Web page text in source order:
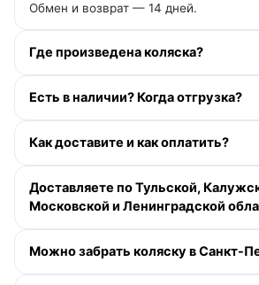
Обмен и возврат — 14 дней.
Где произведена коляска?
Есть в наличии? Когда отгрузка?
Как доставите и как оплатить?
Доставляете по Тульской,
Московской и Ленинградской
Можно забрать коляску в Санкт-